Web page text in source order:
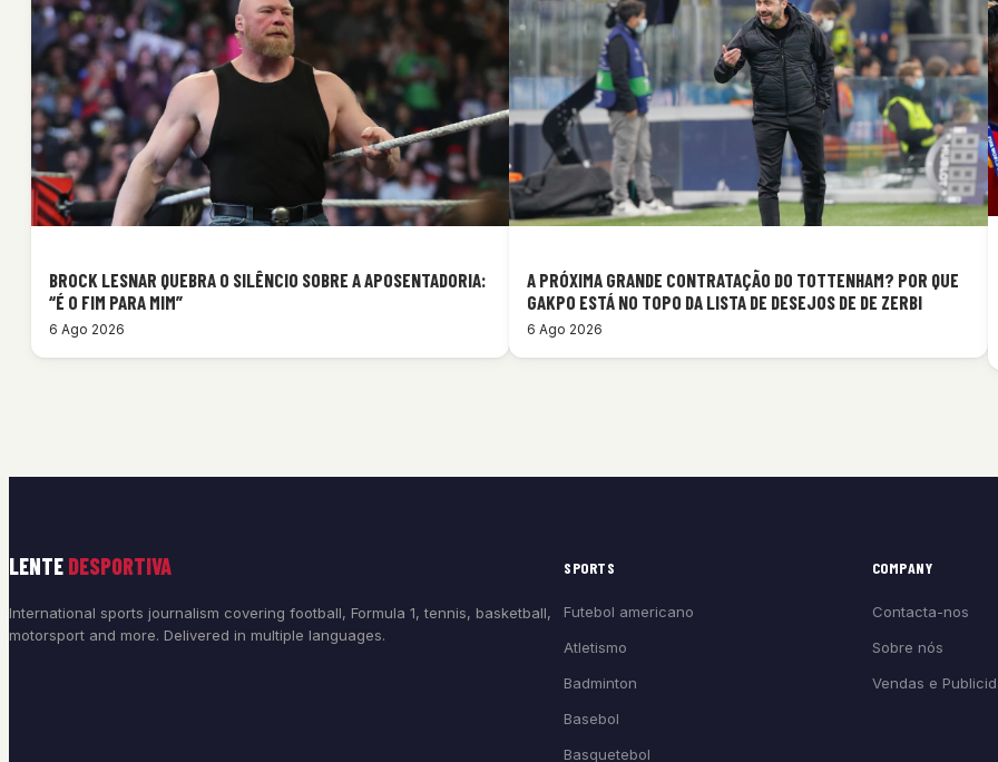
BROCK LESNAR QUEBRA O SILÊNCIO SOBRE A APOSENTADORIA:
“É O FIM PARA MIM”
6 Ago 2026
A PRÓXIMA GRANDE CONTRATAÇÃO DO TOTTENHAM? POR QUE
GAKPO ESTÁ NO TOPO DA LISTA DE DESEJOS DE DE ZERBI
6 Ago 2026
LENTE DESPORTIVA
International sports journalism covering football, Formula 1, tennis, basketball,
motorsport and more. Delivered in multiple languages.
SPORTS
Futebol americano
Atletismo
Badminton
Basebol
Basquetebol
COMPANY
Contacta-nos
Sobre nós
Vendas e